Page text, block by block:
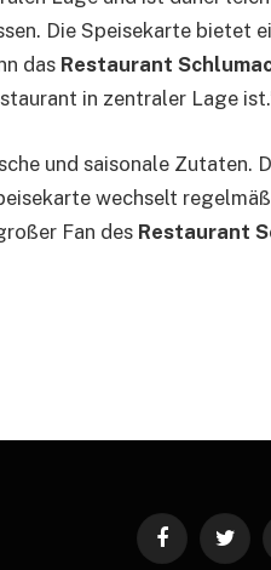
Die Speisekarte bietet
das Restaurant
in zentraler Lage
und saisonale Zutaten.
wechselt
Fan des Restaurant
FacebookTwitter